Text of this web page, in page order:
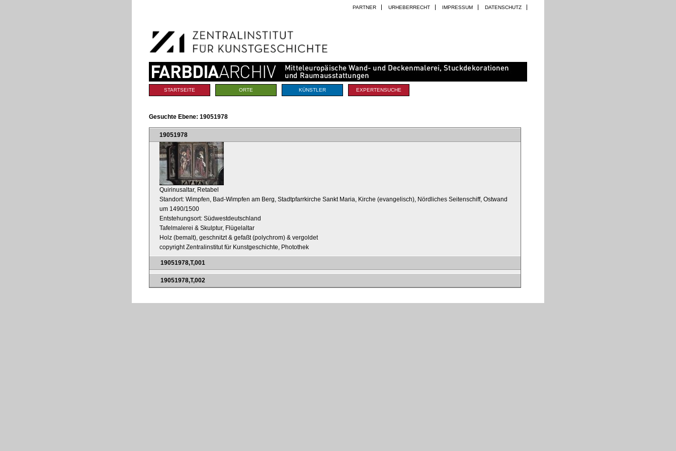
Navigation
PARTNER URHEBERRECHT IMPRESSUM DATENSCHUTZ
Sektionen
STARTSEITE ORTE KÜNSTLER EXPERTENSUCHE
Gesuchte Ebene: 19051978
19051978
Quirinusaltar, Retabel
Standort: Wimpfen, Bad-Wimpfen am Berg, Stadtpfarrkirche Sankt Maria, Kirche (evangelisch), Nördliches Seitenschiff, Ostwand
um 1490/1500
Entstehungsort: Südwestdeutschland
Tafelmalerei & Skulptur, Flügelaltar
Holz (bemalt), geschnitzt & gefaßt (polychrom) & vergoldet
copyright Zentralinstitut für Kunstgeschichte, Photothek
19051978,T,001
19051978,T,002